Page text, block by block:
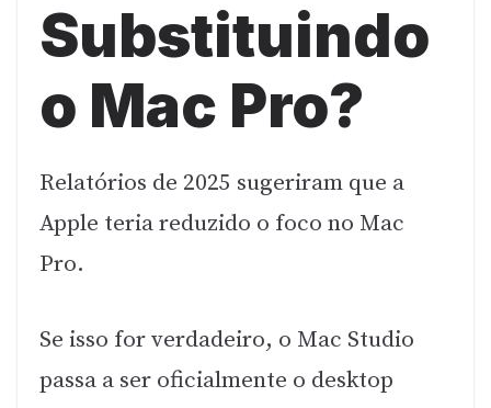
Substituindo
o Mac Pro?
Relatórios de 2025 sugeriram que a
Apple teria reduzido o foco no Mac
Pro.
Se isso for verdadeiro, o Mac Studio
passa a ser oficialmente o desktop